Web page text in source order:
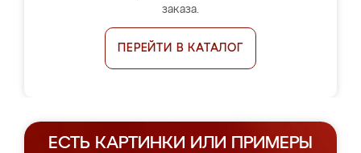
заказа.
ПЕРЕЙТИ В КАТАЛОГ
ЕСТЬ КАРТИНКИ ИЛИ ПРИМЕРЫ